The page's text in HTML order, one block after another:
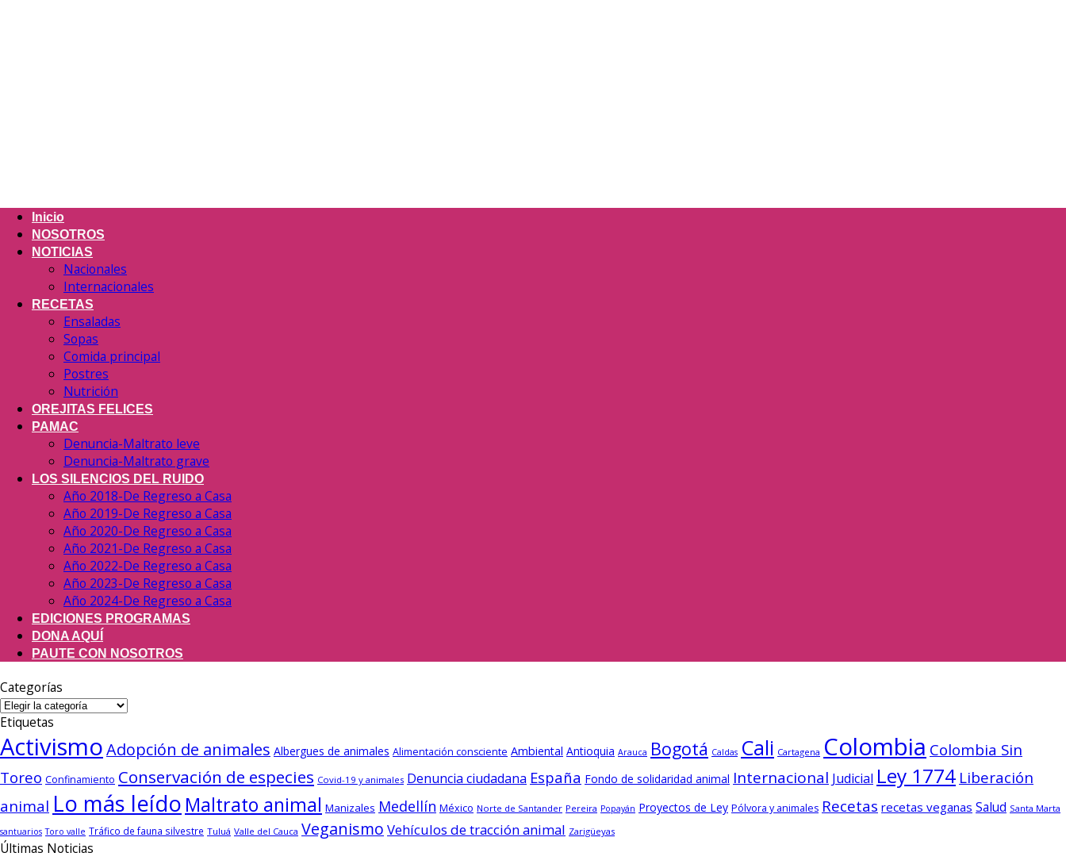
Inicio
NOSOTROS
NOTICIAS
Nacionales
Internacionales
RECETAS
Ensaladas
Sopas
Comida principal
Postres
Nutrición
OREJITAS FELICES
PAMAC
Denuncia-Maltrato leve
Denuncia-Maltrato grave
LOS SILENCIOS DEL RUIDO
Año 2018-De Regreso a Casa
Año 2019-De Regreso a Casa
Año 2020-De Regreso a Casa
Año 2021-De Regreso a Casa
Año 2022-De Regreso a Casa
Año 2023-De Regreso a Casa
Año 2024-De Regreso a Casa
EDICIONES PROGRAMAS
DONA AQUÍ
PAUTE CON NOSOTROS
Categorías
Categorías
Etiquetas
ActivismoAdopción de animales Albergues de animales Alimentación consciente Ambiental Antioquia Arauca Bogotá Caldas Cali Cartagena Colombia Colombia Sin
Toreo Confinamiento Conservación de especies Covid-19 y animales Denuncia ciudadana España Fondo de solidaridad animal Internacional Judicial Ley 1774 Liberación
animal Lo más leído Maltrato animal Manizales Medellín México Norte de Santander Pereira Popayán Proyectos de Ley Pólvora y animales Recetas recetas veganas Salud Santa Marta
santuarios Toro valle Tráfico de fauna silvestre Tuluá Valle del Cauca Veganismo Vehículos de tracción animal Zarigüeyas
Últimas Noticias